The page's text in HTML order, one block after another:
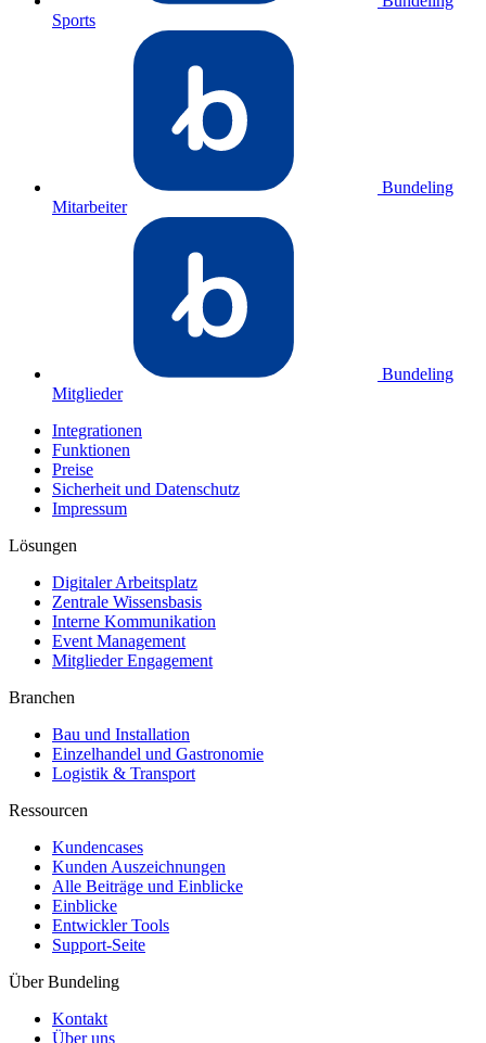
Sports
Bundeling
Mitarbeiter
Bundeling
Mitglieder
Integrationen
Funktionen
Preise
Sicherheit und Datenschutz
Impressum
Lösungen
Digitaler Arbeitsplatz
Zentrale Wissensbasis
Interne Kommunikation
Event Management
Mitglieder Engagement
Branchen
Bau und Installation
Einzelhandel und Gastronomie
Logistik & Transport
Ressourcen
Kundencases​
Kunden Auszeichnungen
Alle Beiträge und Einblicke
Einblicke
Entwickler Tools
Support-Seite
Über Bundeling
Kontakt
Über uns